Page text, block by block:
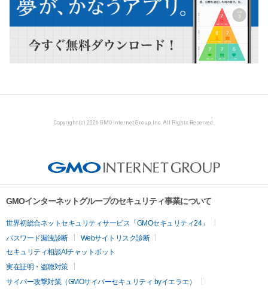
Copyright (c) 2026 GMO Internet Group, Inc. All Rights Reserved.
GMOインターネットグループのセキュリティ事業について
世界初総合ネットセキュリティサービス「GMOセキュリティ24」
パスワード漏洩診断
Webサイトリスク診断
セキュリティ相談AIチャットボット
実在証明・盗聴対策
サイバー攻撃対策（GMOサイバーセキュリティ byイエラエ）